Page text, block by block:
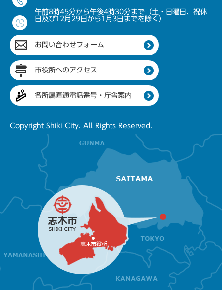
午前8時45分から午後4時30分まで（土・日曜日、祝休
日及び12月29日から1月3日までを除く）
お問い合わせフォーム
市役所へのアクセス
各所属直通電話番号・庁舎案内
Copyright Shiki City. All Rights Reserved.